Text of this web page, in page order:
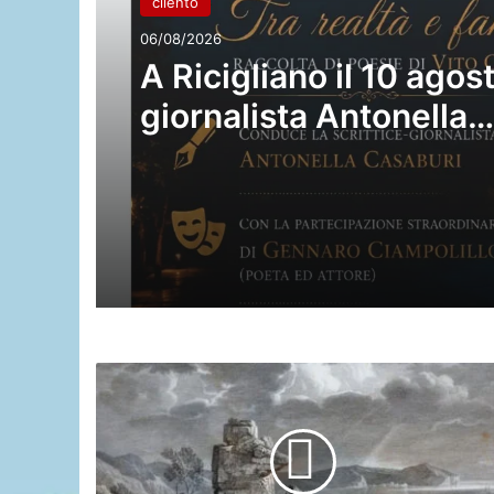
06/08/2026
A Ricigliano il 10
giornalista Antonella
Casaburi presenta la
raccolta del poeta Vito
Caponegri
Caprioli
(Sa),
Discorsi
al
Cenotafio: